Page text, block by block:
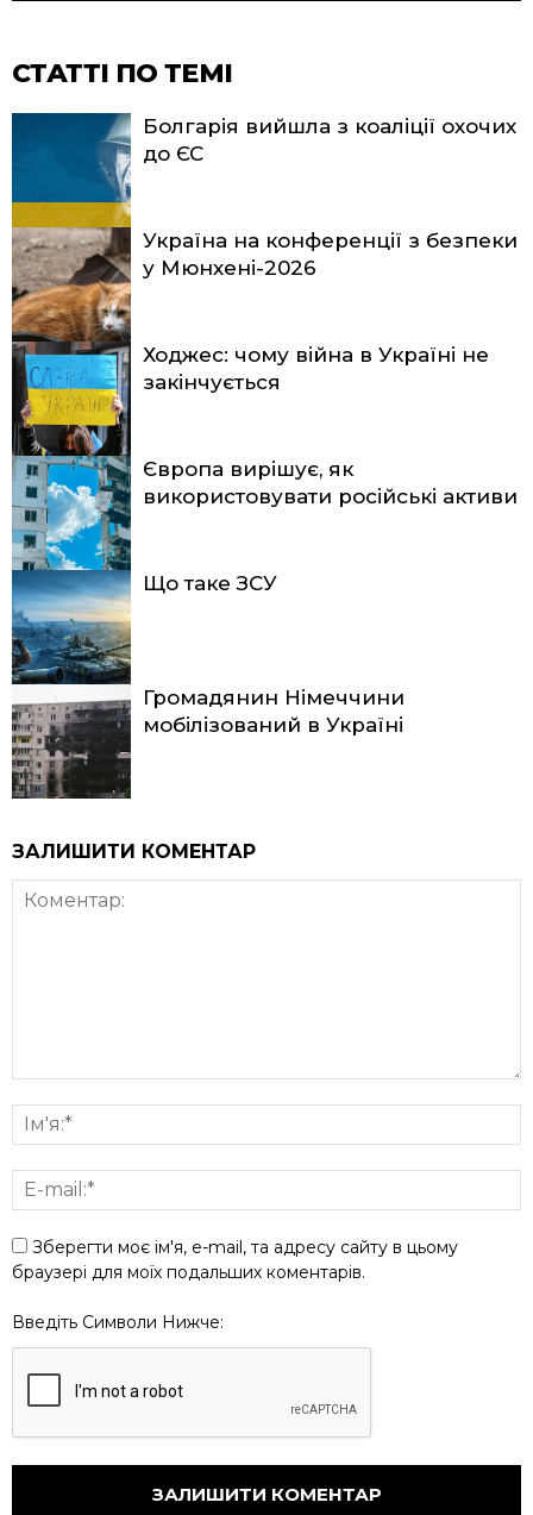
СТАТТІ ПО ТЕМІ
Болгарія вийшла з коаліції охочих
до ЄС
Україна на конференції з безпеки
у Мюнхені-2026
Ходжес: чому війна в Україні не
закінчується
Європа вирішує, як
використовувати російські активи
Що таке ЗСУ
Громадянин Німеччини
мобілізований в Україні
ЗАЛИШИТИ КОМЕНТАР
Зберегти моє ім'я, e-mail, та адресу сайту в цьому
браузері для моїх подальших коментарів.
Введіть Символи Нижче: